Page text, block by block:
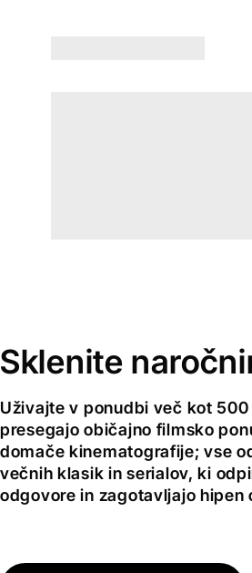
Sklenite
Uživajte v ponudbi več kot
presegajo običajno filmsko
domače kinematografije; vse
večnih klasik in serialov, ki
odgovore in zagotavljajo hipen